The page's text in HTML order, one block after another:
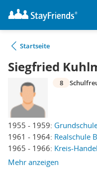
Startseite
Siegfried
1955 - 1959:
1961 - 1964: Realschule
1965 - 1966: Kreis-
Mehr anzeigen
8